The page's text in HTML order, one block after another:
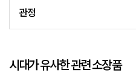
관정
시대가 유사한 관련 소장품